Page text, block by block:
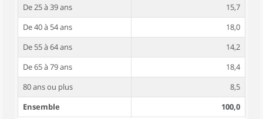
De 25 à 39 ans
15,7
De 40 à 54 ans
18,0
De 55 à 64 ans
14,2
De 65 à 79 ans
18,4
80 ans ou plus
8,5
Ensemble
100,0